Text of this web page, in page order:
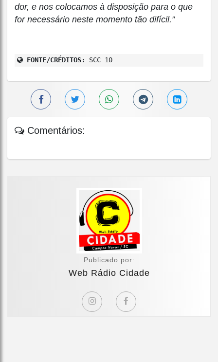
dor, e nos colocamos à disposição para o que
for necessário neste momento tão difícil.”
FONTE/CRÉDITOS: SCC 10
Comentários:
Publicado por:
Web Rádio Cidade